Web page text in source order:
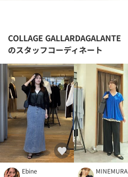
COLLAGE GALLARDAGALANTE
のスタッフコーディネート
Ebine
MINEMURA